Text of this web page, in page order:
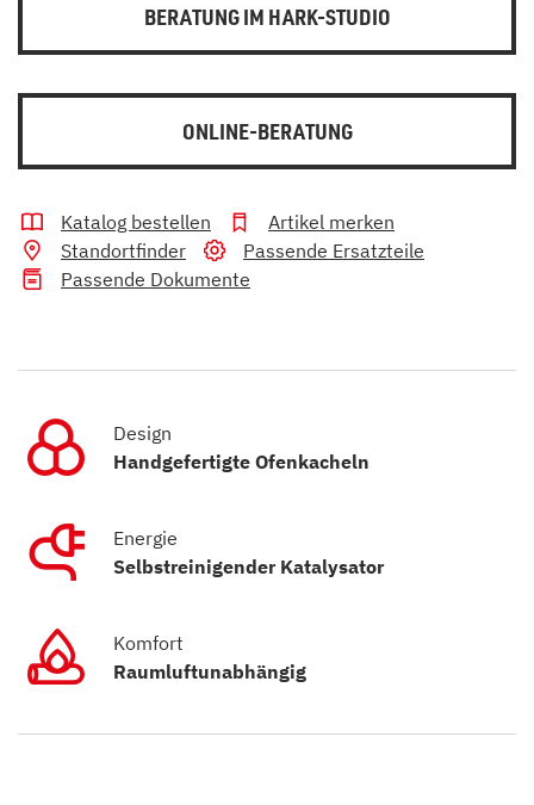
BERATUNG IM HARK-STUDIO
ONLINE-BERATUNG
Katalog bestellen
Artikel merken
Standortfinder
Passende Ersatzteile
Passende Dokumente
Design
Handgefertigte Ofenkacheln
Energie
Selbstreinigender Katalysator
Komfort
Raumluftunabhängig